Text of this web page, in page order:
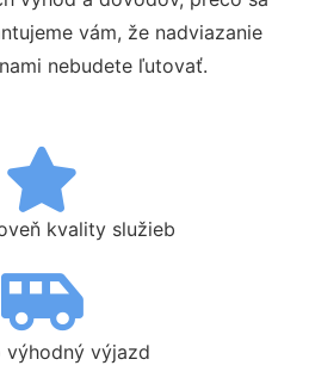
vám, že nadviazanie
nebudete ľutovať.
kvality služieb
výhodný výjazd